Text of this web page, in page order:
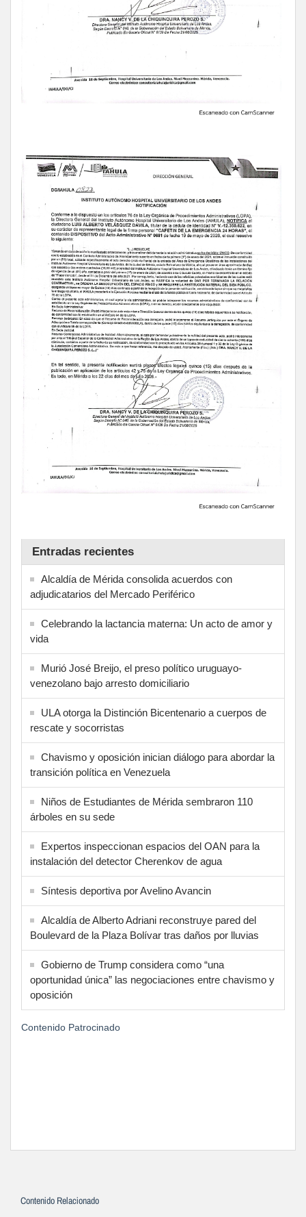
Entradas recientes
Alcaldía de Mérida consolida acuerdos con
adjudicatarios del Mercado Periférico
Celebrando la lactancia materna: Un acto de amor y
vida
Murió José Breijo, el preso político uruguayo-
venezolano bajo arresto domiciliario
ULA otorga la Distinción Bicentenario a cuerpos de
rescate y socorristas
Chavismo y oposición inician diálogo para abordar la
transición política en Venezuela
Niños de Estudiantes de Mérida sembraron 110
árboles en su sede
Expertos inspeccionan espacios del OAN para la
instalación del detector Cherenkov de agua
Síntesis deportiva por Avelino Avancin
Alcaldía de Alberto Adriani reconstruye pared del
Boulevard de la Plaza Bolívar tras daños por lluvias
Gobierno de Trump considera como “una
oportunidad única” las negociaciones entre chavismo y
oposición
Contenido Patrocinado
Contenido Relacionado